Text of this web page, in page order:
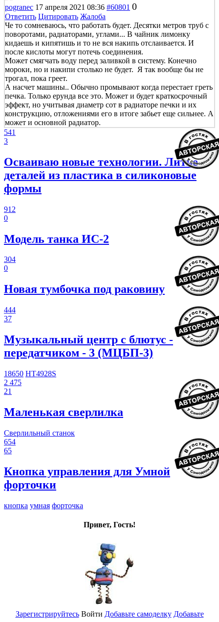
pogranec 17 апреля 2021 08:36 #60801 0
Ответить Цитировать Жалоба
Че то сомневаюсь, что работать будет. Десятки метров труб с
поворотами, радиаторами, углами... В чайник лимонку
кидаешь и кипятишь и то не вся накипь отслаивается. И
после кислоты могут потечь соединения.
Может смягчать воду перед заливкой в систему. Конечно
мороки, но и накипи столько не будет. Я так вообще бы не
трогал, пока греет.
А насчет машины.. Обычно промывают когда перестает греть
печка. Только ерунда все это. Может и будет краткосрочный
эффект, но учитывая диаметр сот в радиаторе печки и их
конструкцию, отложениями его в итоге забьет еще сильнее. А
может и основной радиатор.
541
3
Осваиваю новые технологии. Литье
деталей из пластика в силиконовые
формы
912
0
Модель танка ИС-2
304
0
Новая тумбочка под раковину
444
37
Музыкальный центр с блютус -
передатчиком - 3 (МЦБП-3)
18650 HT4928S
2 475
21
Маленькая сверлилка
Сверлильный станок
654
65
Кнопка управления для Умной
форточки
кнопка умная форточка
Привет, Гость!
Зарегистрируйтесь Войти Добавьте самоделку Добавьте